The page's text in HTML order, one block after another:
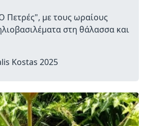
Πετρές", με τους ωραίους
στη θάλασσα και
Kostas 2025